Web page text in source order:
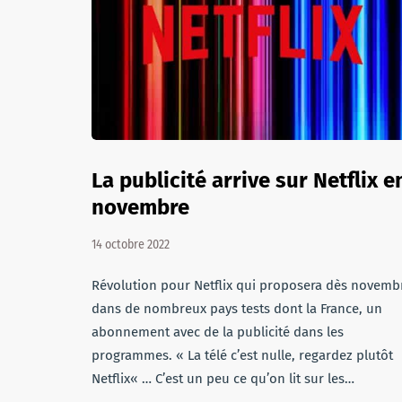
La publicité arrive sur Netflix
novembre
14 octobre 2022
Révolution pour Netflix qui proposera dès
dans de nombreux pays tests dont la France, un
abonnement avec de la publicité dans les
programmes. « La télé c’est nulle, regardez plutôt
Netflix« … C’est un peu ce qu’on lit sur les…